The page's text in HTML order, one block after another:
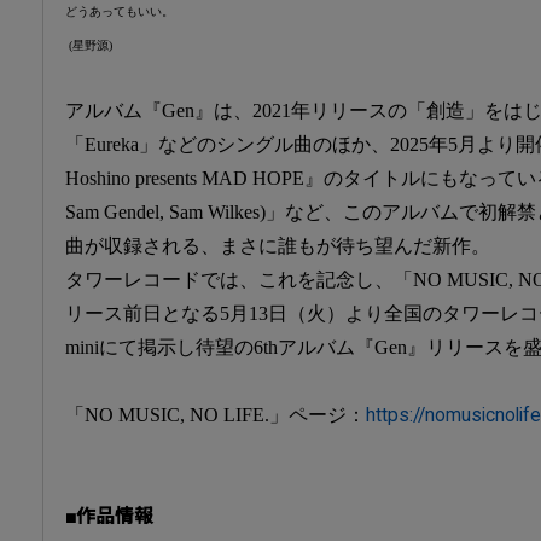
どうあってもいい。
(星野源)
アルバム『Gen』は、2021年リリースの「創造」をは
「Eureka」などのシングル曲のほか、2025年5月より
Hoshino presents MAD HOPE』のタイトルにもなってい
Sam Gendel, Sam Wilkes)」など、このアルバムで初解
曲が収録される、まさに誰もが待ち望んだ新作。
タワーレコードでは、これを記念し、「NO MUSIC,
リース前日となる5月13日（火）より全国のタワーレ
miniにて掲示し待望の6thアルバム『Gen』リリースを
「NO MUSIC, NO LIFE.」ページ： https://
■作品情報